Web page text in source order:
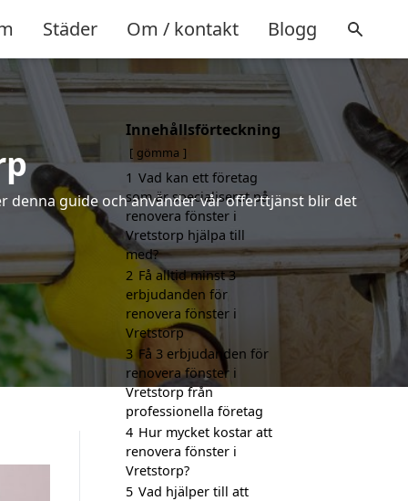
Städer Om / kontakt Blogg
denna guide och använder vår offerttjänst blir det
Innehållsförteckning
gömma
1 Vad kan ett företag
som är specialiserat på
renovera fönster i
Vretstorp hjälpa till
med?
2 Få alltid minst 3
erbjudanden för
renovera fönster i
Vretstorp
3 Få 3 erbjudanden för
renovera fönster i
Vretstorp från
professionella företag
4 Hur mycket kostar att
renovera fönster i
Vretstorp?
5 Vad hjälper till att